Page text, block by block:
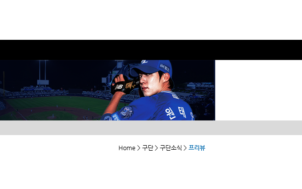
Home > 구단 > 구단소식 > 프리뷰